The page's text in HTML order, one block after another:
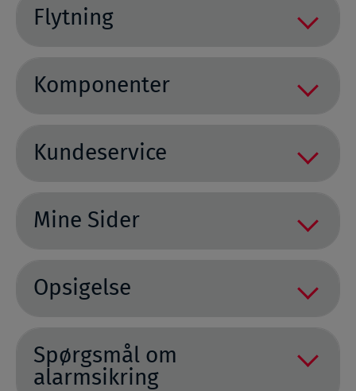
Flytning
Komponenter
Kundeservice
Mine Sider
Opsigelse
Spørgsmål om
alarmsikring